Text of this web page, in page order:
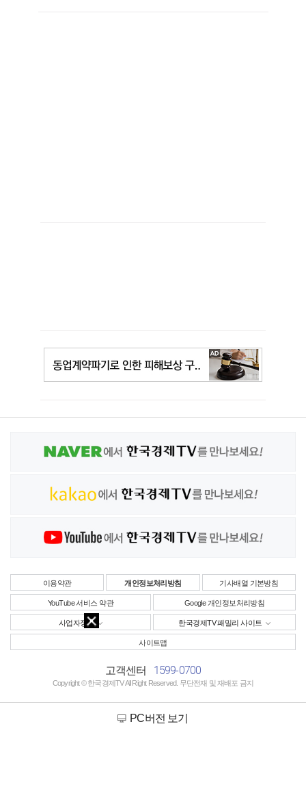
이용약관 개인정보처리방침 기사배열 기본방침
YouTube 서비스 약관 Google 개인정보처리방침
사업자정보 한국경제TV 패밀리 사이트
사이트맵
고객센터 1599-0700
Copyright © 한국경제TV All Right Reserved. 무단전재 및 재배포 금지
PC버전 보기